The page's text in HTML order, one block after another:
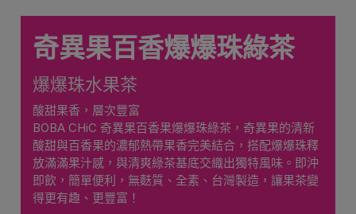
奇異果百香爆爆珠綠茶
爆爆珠水果茶
酸甜果香，層次豐富
BOBA CHiC 奇異果百香果爆爆珠綠茶，奇異果的清新
酸甜與百香果的濃郁熱帶果香完美結合，搭配爆爆珠釋
放滿滿果汁感，與清爽綠茶基底交織出獨特風味。即沖
即飲，簡單便利，無麩質、全素、台灣製造，讓果茶變
得更有趣、更豐富！